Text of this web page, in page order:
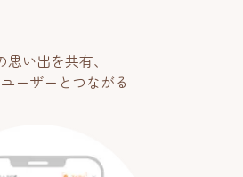
思い出を共有、
ーザーとつながる